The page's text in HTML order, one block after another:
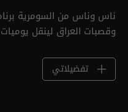
ناس وناس من السومرية
وقصبات العراق لينقل يوميات
تفضيلاتي